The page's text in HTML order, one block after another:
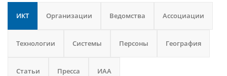
ИКТ Организации Ведомства Ассоциации
Технологии Системы Персоны География
Статьи Пресса ИАА